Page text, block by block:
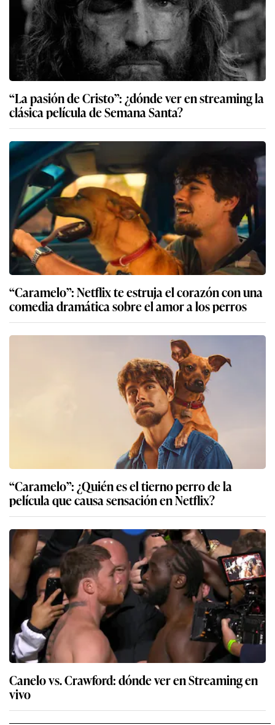
“La pasión de Cristo”: ¿dónde ver en streaming la
clásica película de Semana Santa?
“Caramelo”: Netflix te estruja el corazón con una
comedia dramática sobre el amor a los perros
“Caramelo”: ¿Quién es el tierno perro de la
película que causa sensación en Netflix?
Canelo vs. Crawford: dónde ver en Streaming en
vivo